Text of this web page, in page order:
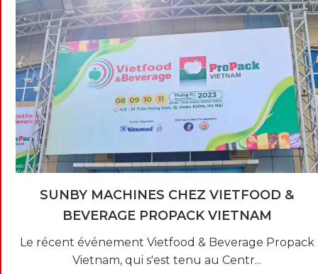
SUNBY MACHINES CHEZ VIETFOOD &
BEVERAGE PROPACK VIETNAM
Le récent événement Vietfood & Beverage Propack
Vietnam, qui s'est tenu au Centr...